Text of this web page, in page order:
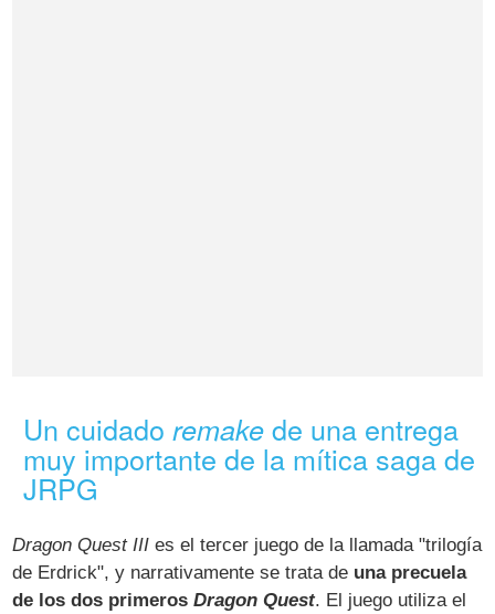
Un cuidadoremake de una entrega
muy importante de la mítica saga de
JRPG
Dragon Quest III es el tercer juego de la llamada "trilogía
de Erdrick", y narrativamente se trata de una precuela
de los dos primerosDragon Quest. El juego utiliza el